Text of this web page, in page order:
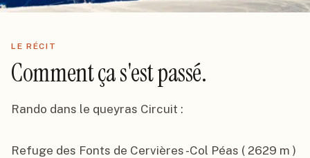
LE RÉCIT
Comment ça s'est passé.
Rando dans le queyras Circuit :
Refuge des Fonts de Cervières -Col Péas ( 2629 m )